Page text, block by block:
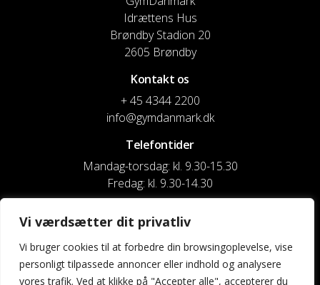
Vi værdsætter dit privatliv
Vi bruger cookies til at forbedre din browsingoplevelse, vise
personligt tilpassede annoncer eller indhold og analysere
vores trafik. Ved at klikke på "Accepter alle", accepterer du
Idrættens Hus
Brøndby Stadion 20
2605 Brøndby
Kontakt os
+ 45 4344 2200
info@gymdanmark.dk
Telefontider
Mandag-torsdag: kl. 9.30-15.30
Fredag: kl. 9.30-14.30
CVR nr. 20916818
Reg. & Kontonr.: 4180 3119119022
Privatlivspolitik og cookies